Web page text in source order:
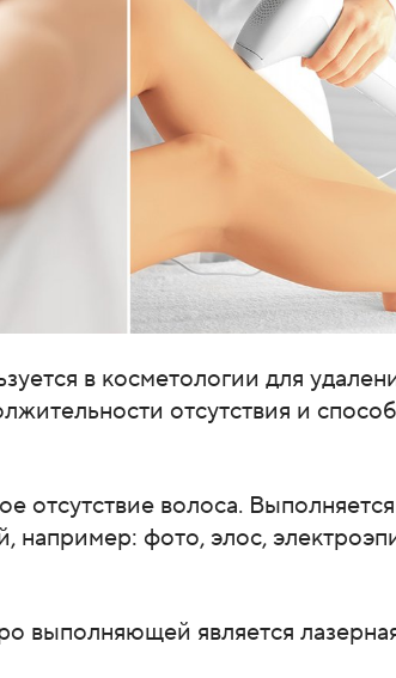
в косметологии для
отсутствия и
отсутствие волоса.
например: фото, элос,
выполняющей является